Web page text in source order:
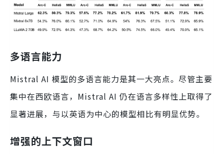
多语言能力
Mistral AI 模型的多语言能力是其一大亮点。尽管主要
集中在西欧语言，Mistral AI 仍在语言多样性上取得了
显著进展，与以英语为中心的模型相比有明显优势。
增强的上下文窗口